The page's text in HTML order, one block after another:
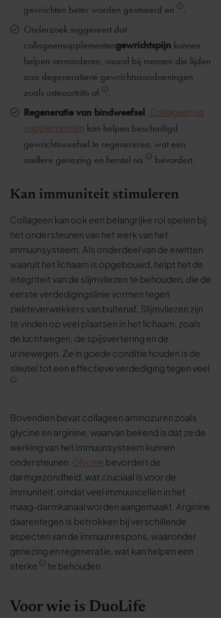
gewrichten beter worden gesmeerd en
.
Onderzoek suggereert dat
collageensupplementengewrichtspijn kunnen
helpen verminderen, vooral bij mensen die lijden
aan degeneratieve gewrichtsaandoeningen
zoals osteoartritis of
.
Regeneratie van bindweefsel .Collageen uit
supplementen kan helpen beschadigd
gewrichtsweefsel te regenereren, wat een
snellere genezing en herstel na
bevordert.
Kan immuniteit stimuleren
Collageen kan ook een belangrijke rol spelen bij
het ondersteunen van het werk van het
immuunsysteem. Als onderdeel van de eiwitten
waaruit het lichaam is opgebouwd, helpt het de
integriteit van de slijmvliezen te behouden, die de
eerste verdedigingslinie vormen tegen
ziekteverwekkers van buitenaf. Slijmvliezen zijn
te vinden op veel plaatsen in het lichaam, zoals
de luchtwegen, de spijsvertering en de
urinewegen. Ze in goede conditie houden is de
sleutel tot een effectieve verdediging tegen veel
.
Bovendien bevat collageen aminozuren zoals
glycine en arginine, waarvan bekend is dat ze de
werking van het immuunsysteem kunnen
ondersteunen. Glycine bevordert de
darmgezondheid, wat cruciaal is voor de
immuniteit, omdat veel immuuncellen in het
maag-darmkanaal worden aangemaakt. Arginine
daarentegen is betrokken bij verschillende
aspecten van de immuunrespons, waaronder
genezing en regeneratie, wat kan helpen een
sterke
te behouden.
Voor wie is DuoLife